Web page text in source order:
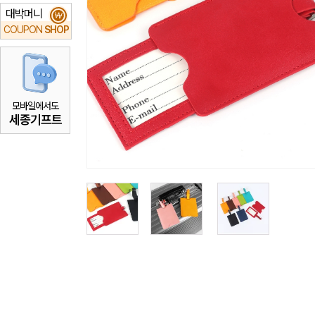
대박머니
COUPON SHOP
₩
모바일에서도
세종기프트